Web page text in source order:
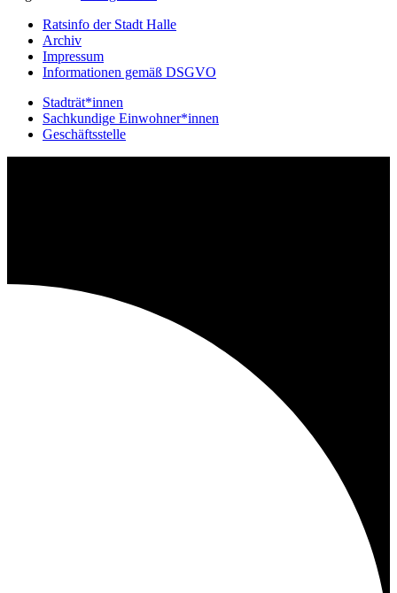
Ratsinfo der Stadt Halle
Archiv
Impressum
Informationen gemäß DSGVO
Stadträt*innen
Sachkundige Einwohner*innen
Geschäftsstelle